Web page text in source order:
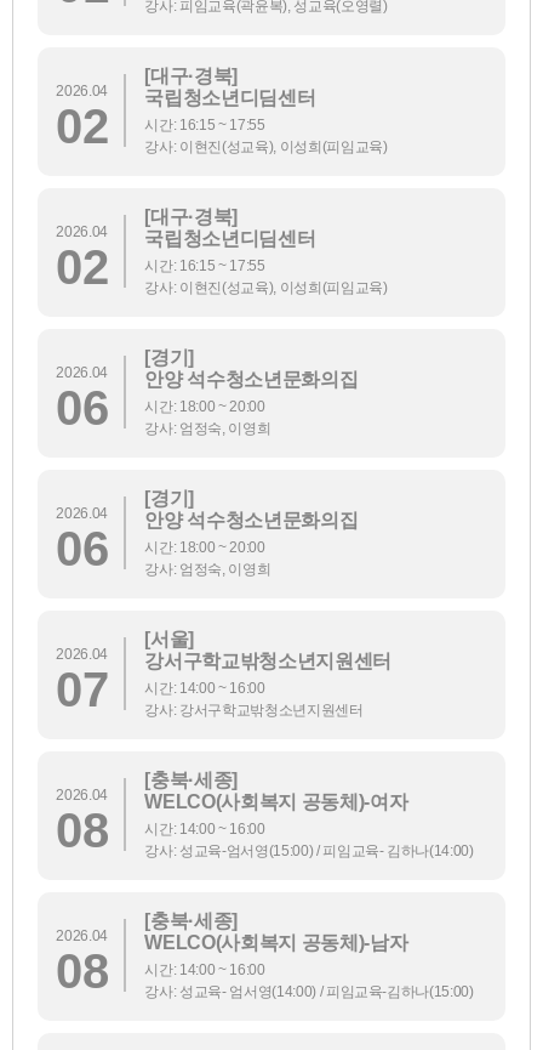
강사: 피임교육(곽윤복), 성교육(오영렬)
2026.04
02
[대구·경북]
국립청소년디딤센터
시간: 16:15 ~ 17:55
강사: 이현진(성교육), 이성희(피임교육)
2026.04
02
[대구·경북]
국립청소년디딤센터
시간: 16:15 ~ 17:55
강사: 이현진(성교육), 이성희(피임교육)
2026.04
06
[경기]
안양 석수청소년문화의집
시간: 18:00 ~ 20:00
강사: 엄정숙, 이영희
2026.04
06
[경기]
안양 석수청소년문화의집
시간: 18:00 ~ 20:00
강사: 엄정숙, 이영희
2026.04
07
[서울]
강서구학교밖청소년지원센터
시간: 14:00 ~ 16:00
강사: 강서구학교밖청소년지원센터
2026.04
08
[충북·세종]
WELCO(사회복지 공동체)-여자
시간: 14:00 ~ 16:00
강사: 성교육-엄서영(15:00) / 피임교육- 김하나(14:00)
2026.04
08
[충북·세종]
WELCO(사회복지 공동체)-남자
시간: 14:00 ~ 16:00
강사: 성교육- 엄서영(14:00) / 피임교육-김하나(15:00)